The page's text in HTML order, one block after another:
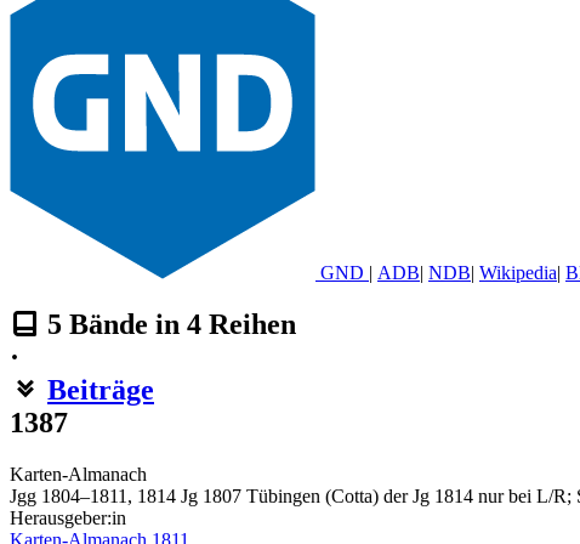
GND | ADB| NDB| Wikipedia|
5 Bände in 4 Reihen
·
Beiträge
1387
Karten-Almanach
Jgg 1804–1811, 1814 Jg 1807 Tübingen (Cotta) der Jg 1814 nur bei L/
Herausgeber:in
Karten-Almanach 1811